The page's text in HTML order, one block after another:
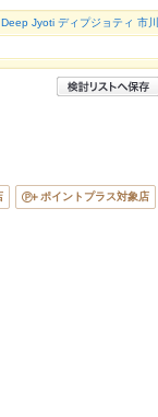
Deep Jyoti ディプジョティ 市
ポイントプラス対象店